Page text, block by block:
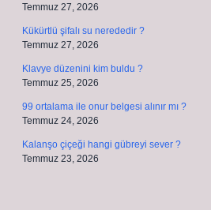
Temmuz 27, 2026
Kükürtlü şifalı su nerededir ?
Temmuz 27, 2026
Klavye düzenini kim buldu ?
Temmuz 25, 2026
99 ortalama ile onur belgesi alınır mı ?
Temmuz 24, 2026
Kalanşo çiçeği hangi gübreyi sever ?
Temmuz 23, 2026